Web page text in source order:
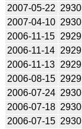
2007-05-22 2930
2007-04-10 2930
2006-11-15 2929
2006-11-14 2929
2006-11-13 2929
2006-08-15 2929
2006-07-24 2930
2006-07-18 2930
2006-07-15 2930